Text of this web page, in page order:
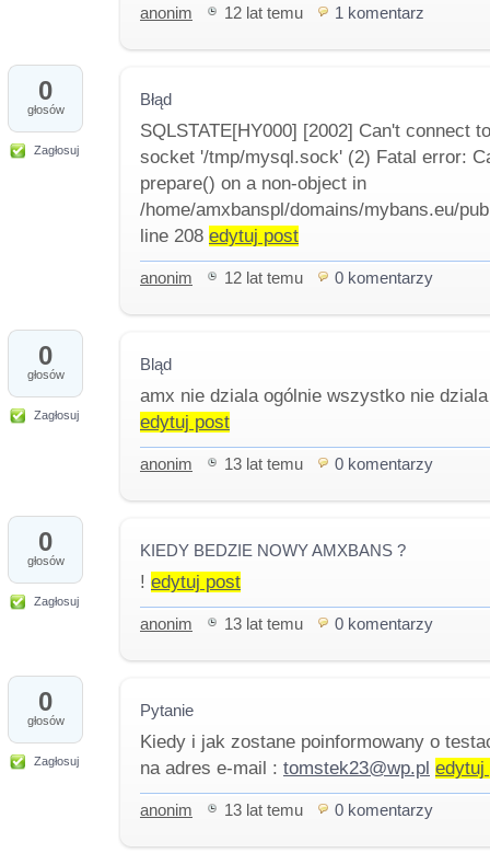
anonim 12 lat temu 1 komentarz
0
głosów
Zagłosuj
Błąd
SQLSTATE[HY000] [2002] Can't connect
socket '/tmp/mysql.sock' (2) Fatal error:
prepare() on a non-object in
/home/amxbanspl/domains/mybans.eu/
line 208 edytuj post
anonim 12 lat temu 0 komentarzy
0
głosów
Zagłosuj
Bląd
amx nie dziala ogólnie wszystko nie
edytuj post
anonim 13 lat temu 0 komentarzy
0
głosów
Zagłosuj
KIEDY BEDZIE NOWY AMXBANS ?
! edytuj post
anonim 13 lat temu 0 komentarzy
0
głosów
Zagłosuj
Pytanie
Kiedy i jak zostane poinformowany o
na adres e-mail : tomstek23@wp.pl edytuj
anonim 13 lat temu 0 komentarzy